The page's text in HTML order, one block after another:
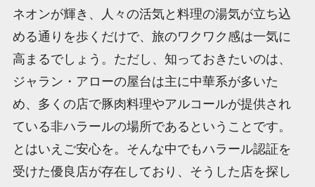
ネオンが輝き、人々の活気と料理の湯気が立ち込
める通りを歩くだけで、旅のワクワク感は一気に
高まるでしょう。ただし、知っておきたいのは、
ジャラン・アローの屋台は主に中華系が多いた
め、多くの店で豚肉料理やアルコールが提供され
ている非ハラールの場所であるということです。
とはいえご安心を。そんな中でもハラール認証を
受けた優良店が存在しており、そうした店を探し